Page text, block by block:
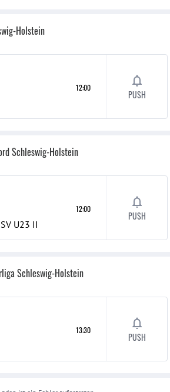
Holstein
12:00
PUSH
Schleswig-Holstein
U23 II
12:00
PUSH
Schleswig-Holstein
13:30
PUSH